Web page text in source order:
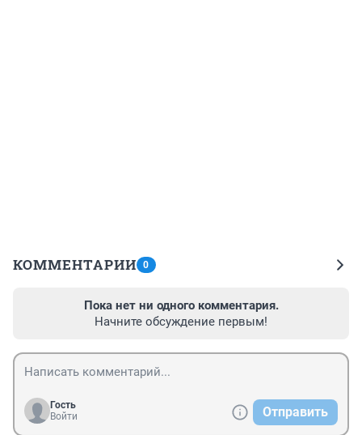
КОММЕНТАРИИ 0
Пока нет ни одного комментария.
Начните обсуждение первым!
Гость
Войти
Отправить